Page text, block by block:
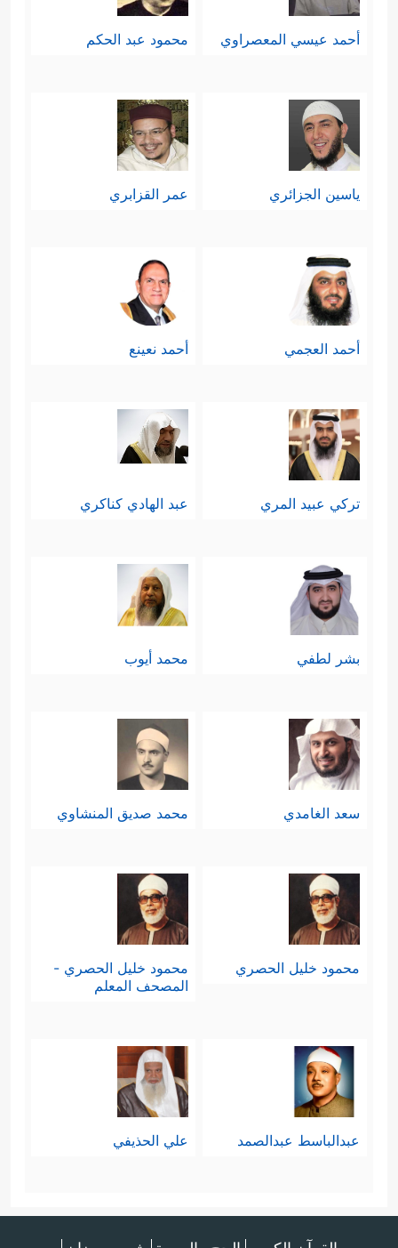
أحمد عيسي المعصراوي محمود عبد الحكم
ياسين الجزائري عمر القزابري
أحمد العجمي أحمد نعينع
تركي عبيد المري عبد الهادي كناكري
بشر لطفي محمد أيوب
سعد الغامدي محمد صديق المنشاوي
محمود خليل الحصري
محمود خليل الحصري -
المصحف المعلم
عبدالباسط عبدالصمد علي الحذيفي